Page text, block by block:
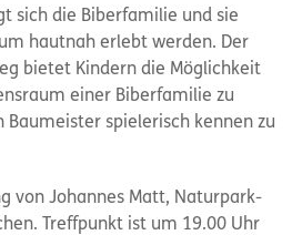
sich die Biberfamilie und sie
hautnah erlebt werden. Der
bietet Kindern die Möglichkeit
einer Biberfamilie zu
Baumeister spielerisch kennen zu
von Johannes Matt, Naturpark-
Treffpunkt ist um 19.00 Uhr